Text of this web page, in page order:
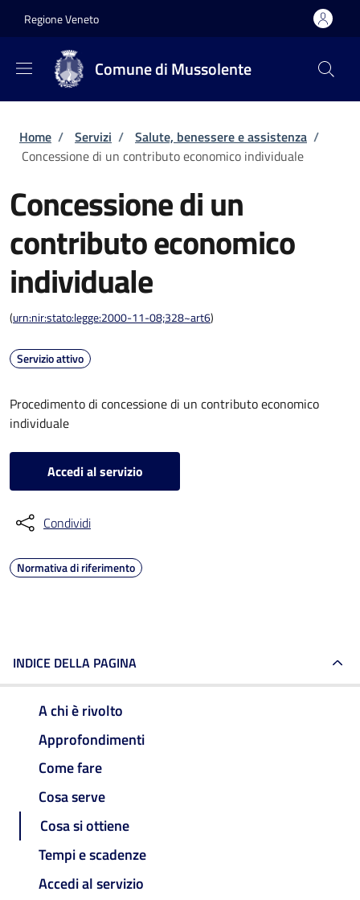
Regione Veneto
Comune di Mussolente
Briciole di pane
Home / Servizi / Salute, benessere e assistenza /
Concessione di un contributo economico individuale
Concessione di un
contributo economico
individuale
(urn:nir:stato:legge:2000-11-08;328~art6)
Servizio attivo
Procedimento di concessione di un contributo economico
individuale
Accedi al servizio
Condividi
Normativa di riferimento
INDICE DELLA PAGINA
A chi è rivolto
Approfondimenti
Come fare
Cosa serve
Cosa si ottiene
Tempi e scadenze
Accedi al servizio